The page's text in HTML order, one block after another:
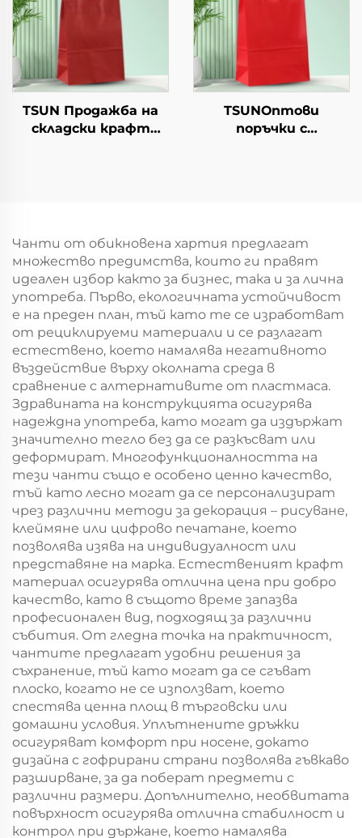
бисквити, храна за
домашни любимци и
кейтеринг и
TSUN Продажба на
складски крафт
TSUNОптови
поръчки с
Нова година/
Кристемас, упаковка
за транспорт на
храна
Чанти от обикновена хартия предлагат
множество предимства, които ги правят
идеален избор както за бизнес, така и за лична
употреба. Първо, екологичната устойчивост
е на преден план, тъй като те се изработват
от рециклируеми материали и се разлагат
естествено, което намалява негативното
въздействие върху околната среда в
сравнение с алтернативите от пластмаса.
Здравината на конструкцията осигурява
надеждна употреба, като могат да издържат
значително тегло без да се разкъсват или
деформират. Многофункционалността на
тези чанти също е особено ценно качество,
тъй като лесно могат да се персонализират
чрез различни методи за декорация – рисуване,
клеймяне или цифрово печатане, което
позволява изява на индивидуалност или
представяне на марка. Естественият крафт
материал осигурява отлична цена при добро
качество, като в същото време запазва
професионален вид, подходящ за различни
събития. От гледна точка на практичност,
чантите предлагат удобни решения за
съхранение, тъй като могат да се сгъват
плоско, когато не се използват, което
спестява ценна площ в търговски или
домашни условия. Уплътнените дръжки
осигуряват комфорт при носене, докато
дизайна с гофрирани страни позволява гъвкаво
разширване, за да поберат предмети с
различни размери. Допълнително, необвитата
повърхност осигурява отлична стабилност и
контрол при държане, което намалява